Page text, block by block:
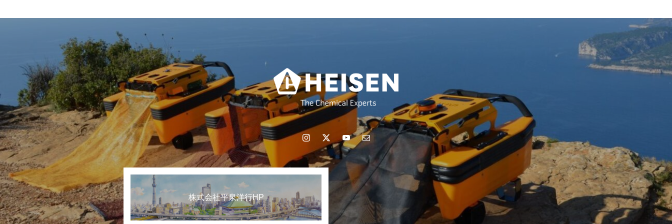
水産タイムス記事掲載
環境省「マイクロプラスチック削減に向けたグッド・プラクティス集」に掲載
株式会社平泉洋行HP